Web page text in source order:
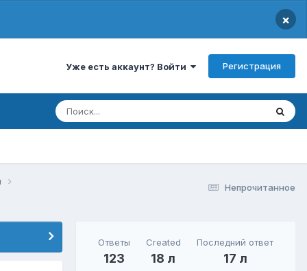
×
Уже есть аккаунт? Войти Регистрация
Непрочитанное
Ответы
123
Created
18 л
Последний ответ
17 л